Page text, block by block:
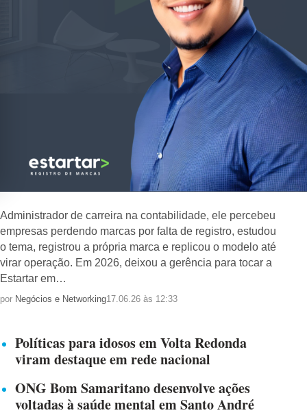
Administrador de carreira na contabilidade, ele percebeu
empresas perdendo marcas por falta de registro, estudou
o tema, registrou a própria marca e replicou o modelo até
virar operação. Em 2026, deixou a gerência para tocar a
Estartar em…
por Negócios e Networking17.06.26 às 12:33
Políticas para idosos em Volta Redonda
viram destaque em rede nacional
ONG Bom Samaritano desenvolve ações
voltadas à saúde mental em Santo André